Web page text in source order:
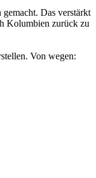
Das verstärkt
Kolumbien zurück zu
Von wegen: